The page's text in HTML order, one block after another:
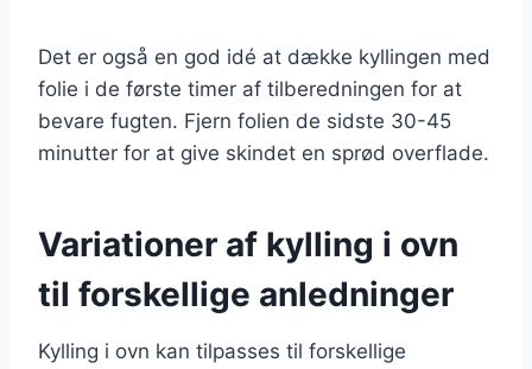
Det er også en god idé at dække kyllingen med
folie i de første timer af tilberedningen for at
bevare fugten. Fjern folien de sidste 30-45
minutter for at give skindet en sprød overflade.
Variationer af kylling i ovn
til forskellige anledninger
Kylling i ovn kan tilpasses til forskellige